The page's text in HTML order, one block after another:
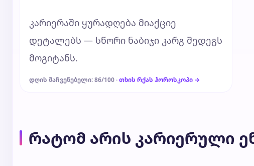
კარიერაში ყურადღება მიაქციე
დეტალებს — სწორი ნაბიჯი კარგ შედეგს
მოგიტანს.
დღის მაჩვენებელი: 86/100 ·თხის რქას ჰოროსკოპი →
რატომ არის კარიერული